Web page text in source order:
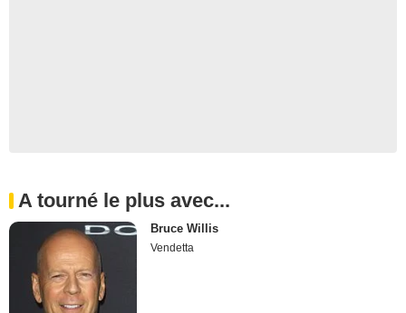
A tourné le plus avec...
Bruce Willis
Vendetta